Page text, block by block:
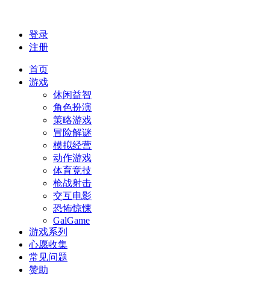
登录
注册
首页
游戏
休闲益智
角色扮演
策略游戏
冒险解谜
模拟经营
动作游戏
体育竞技
枪战射击
交互电影
恐怖惊悚
GalGame
游戏系列
心愿收集
常见问题
赞助